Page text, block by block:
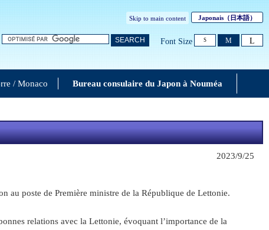
Skip to main content Japonais（日本語）
SEARCH Font Size S M L
/ Monaco Bureau consulaire du Japon à Nouméa
2023/9/25
au poste de Première ministre de la République de Lettonie.
relations avec la Lettonie, évoquant l’importance de la